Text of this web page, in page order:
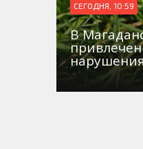
СЕГОДНЯ, 10:59
В